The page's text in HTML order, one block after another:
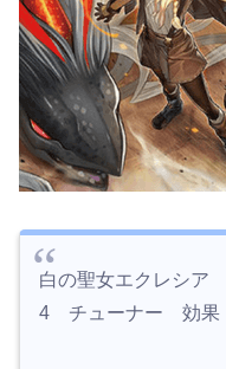
白の聖女エクレシ
4 チューナー 効